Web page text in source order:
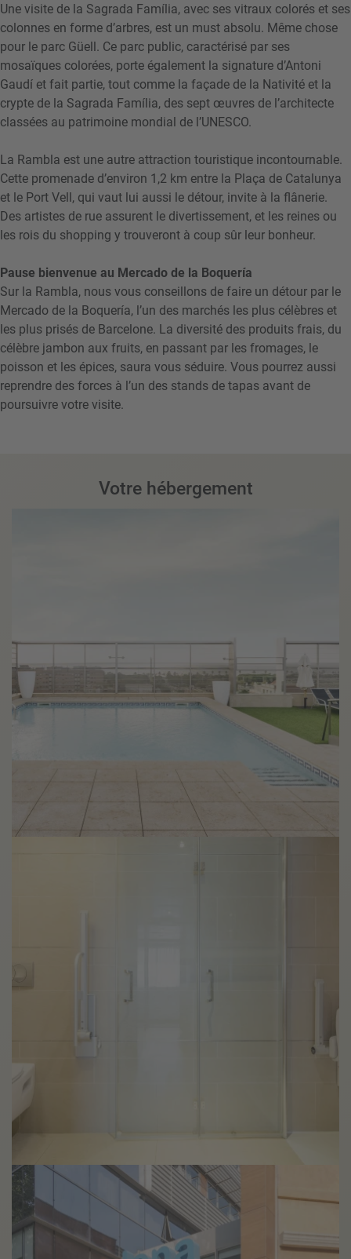
Une visite de la Sagrada Família, avec ses vitraux colorés et ses
colonnes en forme d’arbres, est un must absolu. Même chose
pour le parc Güell. Ce parc public, caractérisé par ses
mosaïques colorées, porte également la signature d’Antoni
Gaudí et fait partie, tout comme la façade de la Nativité et la
crypte de la Sagrada Família, des sept œuvres de l’architecte
classées au patrimoine mondial de l’UNESCO.
La Rambla est une autre attraction touristique incontournable.
Cette promenade d’environ 1,2 km entre la Plaça de Catalunya
et le Port Vell, qui vaut lui aussi le détour, invite à la flânerie.
Des artistes de rue assurent le divertissement, et les reines ou
les rois du shopping y trouveront à coup sûr leur bonheur.
Pause bienvenue au Mercado de la Boquería
Sur la Rambla, nous vous conseillons de faire un détour par le
Mercado de la Boquería, l’un des marchés les plus célèbres et
les plus prisés de Barcelone. La diversité des produits frais, du
célèbre jambon aux fruits, en passant par les fromages, le
poisson et les épices, saura vous séduire. Vous pourrez aussi
reprendre des forces à l’un des stands de tapas avant de
poursuivre votre visite.
Votre hébergement